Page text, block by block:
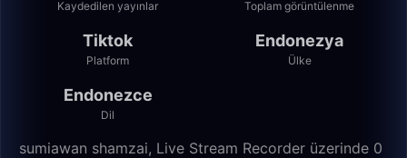
Kaydedilen yayınlar Toplam görüntülenme
Tiktok
Platform
Endonezya
Ülke
Endonezce
Dil
sumiawan shamzai, Live Stream Recorder üzerinde 0